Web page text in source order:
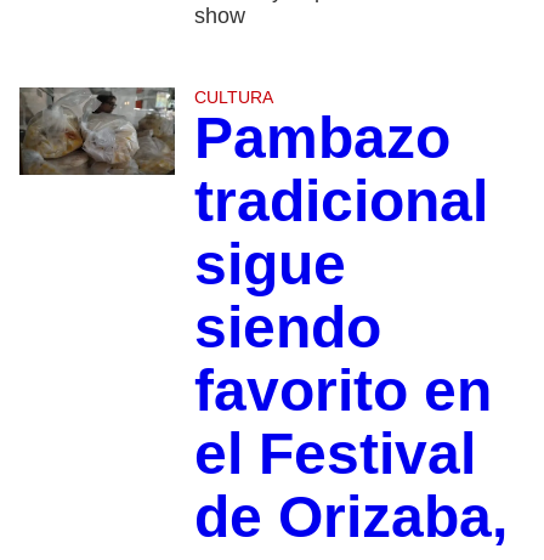
show
CULTURA
Pambazo
tradicional
sigue
siendo
favorito en
el Festival
de Orizaba,